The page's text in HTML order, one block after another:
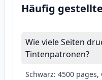
Häufig
Wie viele Seiten
Tintenpatronen?
Schwarz: 4500